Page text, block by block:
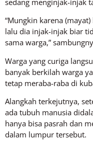
“Mungkin karena
lalu dia injak-injak biar
sama warga,”
Warga yang curiga
banyak berkilah warga
tetap meraba-raba di
Alangkah terkejutnya,
ada tubuh manusia
hanya bisa pasrah dan
dalam lumpur tersebut.